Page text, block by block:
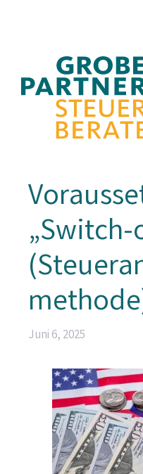
„Switch-
Juni 6, 2025